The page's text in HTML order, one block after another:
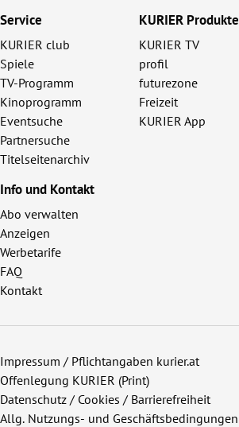
Service
KURIER club
Spiele
TV-Programm
Kinoprogramm
Eventsuche
Partnersuche
Titelseitenarchiv
KURIER Produkte
KURIER TV
profil
futurezone
Freizeit
KURIER App
Info und Kontakt
Abo verwalten
Anzeigen
Werbetarife
FAQ
Kontakt
Impressum / Pflichtangaben kurier.at
Offenlegung KURIER (Print)
Datenschutz / Cookies / Barrierefreiheit
Allg. Nutzungs- und Geschäftsbedingungen